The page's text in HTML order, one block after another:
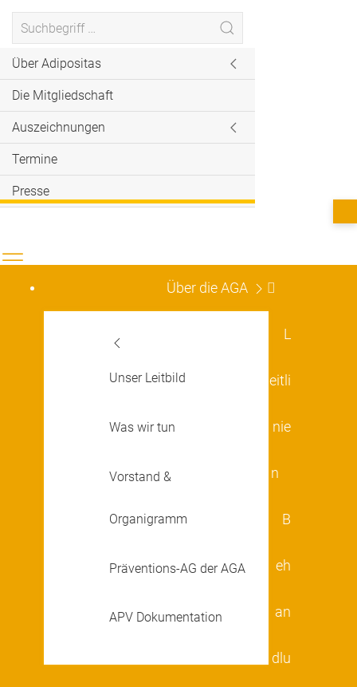
Über Adipositas
Die Mitgliedschaft
Auszeichnungen
Termine
Presse
Über die AGA
Unser Leitbild
Was wir tun
Vorstand &
Organigramm
Präventions-AG der AGA
APV Dokumentation
L
eitli
nie
n
B
eh
an
dlu